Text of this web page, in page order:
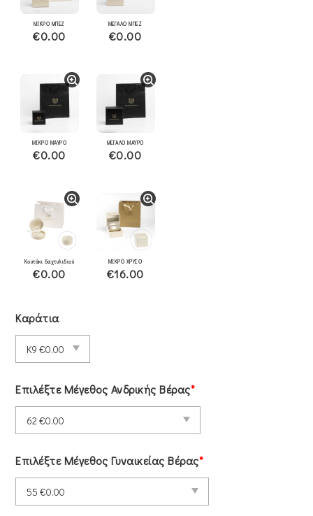
ΜΙΚΡΟ ΜΠΕΖ
€0.00
ΜΕΓΑΛΟ ΜΠΕΖ
€0.00
ΜΙΚΡΟ ΜΑΥΡΟ
€0.00
ΜΕΓΑΛΟ ΜΑΥΡΟ
€0.00
Κουτάκι δαχτυλιδιού
€0.00
ΜΙΚΡΟ ΧΡΥΣΟ
€16.00
Καράτια
Επιλέξτε Μέγεθος Ανδρικής Βέρας*
Επιλέξτε Μέγεθος Γυναικείας Βέρας*